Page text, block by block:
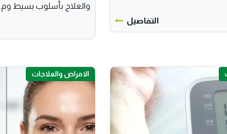
التفاصيل
والعلاج بأسلوب بسيط وم...
الامراض والعلاجات